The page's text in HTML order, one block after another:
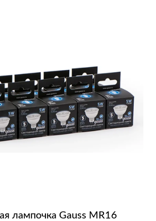
лампочка Gauss MR16